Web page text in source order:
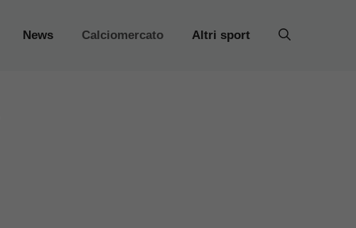
News Calciomercato Altri sport